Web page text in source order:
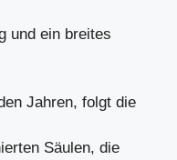
und ein breites
Jahren, folgt die
Säulen, die